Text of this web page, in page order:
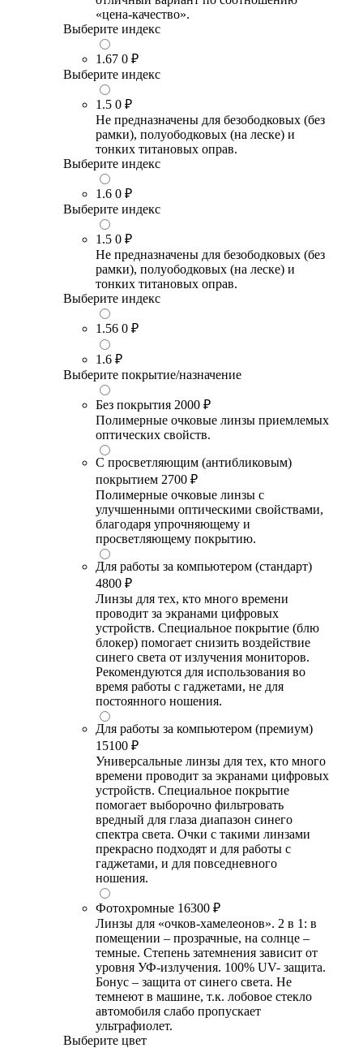
«цена-качество».
Выберите индекс
1.67 0 ₽
Выберите индекс
1.5 0 ₽
Не предназначены для безободковых (без
рамки), полуободковых (на леске) и
тонких титановых оправ.
Выберите индекс
1.6 0 ₽
Выберите индекс
1.5 0 ₽
Не предназначены для безободковых (без
рамки), полуободковых (на леске) и
тонких титановых оправ.
Выберите индекс
1.56 0 ₽
1.6 ₽
Выберите покрытие/назначение
Без покрытия 2000 ₽
Полимерные очковые линзы приемлемых
оптических свойств.
С просветляющим (антибликовым)
покрытием 2700 ₽
Полимерные очковые линзы с
улучшенными оптическими свойствами,
благодаря упрочняющему и
просветляющему покрытию.
Для работы за компьютером (стандарт)
4800 ₽
Линзы для тех, кто много времени
проводит за экранами цифровых
устройств. Специальное покрытие (блю
блокер) помогает снизить воздействие
синего света от излучения мониторов.
Рекомендуются для использования во
время работы с гаджетами, не для
постоянного ношения.
Для работы за компьютером (премиум)
15100 ₽
Универсальные линзы для тех, кто много
времени проводит за экранами цифровых
устройств. Специальное покрытие
помогает выборочно фильтровать
вредный для глаза диапазон синего
спектра света. Очки с такими линзами
прекрасно подходят и для работы с
гаджетами, и для повседневного
ношения.
Фотохромные 16300 ₽
Линзы для «очков-хамелеонов». 2 в 1: в
помещении – прозрачные, на солнце –
темные. Степень затемнения зависит от
уровня УФ-излучения. 100% UV- защита.
Бонус – защита от синего света. Не
темнеют в машине, т.к. лобовое стекло
автомобиля слабо пропускает
ультрафиолет.
Выберите цвет